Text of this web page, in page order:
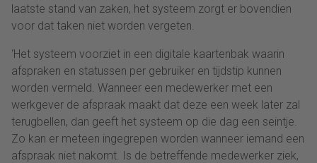
laatste stand van zaken, het systeem zorgt er bovendien
voor dat taken niet worden vergeten.
‘Het systeem voorziet in een digitale kaartenbak waarin
afspraken en statussen per gebruiker en tijdstip kunnen
worden vermeld. Wanneer een medewerker met een
werkgever de afspraak maakt dat deze een week later zal
terugbellen, dan geeft het systeem op die dag een seintje.
Zo kan er meteen ingegrepen worden wanneer iemand een
afspraak niet nakomt. Is de betreffende medewerker ziek,